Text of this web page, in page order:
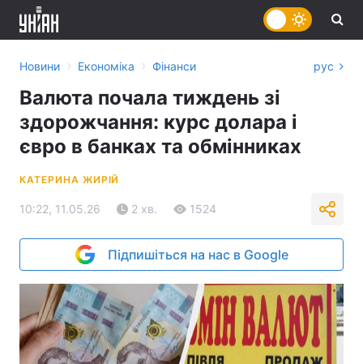
Новини › Економіка › Фінанси рус
Валюта почала тиждень зі
здорожчання: курс долара і
євро в банках та обмінниках
КАТЕРИНА ЖИРІЙ
10:22, 11.05.26 2 хв. 1524
Підпишіться на нас в Google